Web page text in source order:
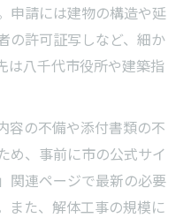
申請には建物の構造や延
の許可証写しなど、細か
は八千代市役所や建築指
容の不備や添付書類の不
め、事前に市の公式サイ
関連ページで最新の必要
また、解体工事の規模に